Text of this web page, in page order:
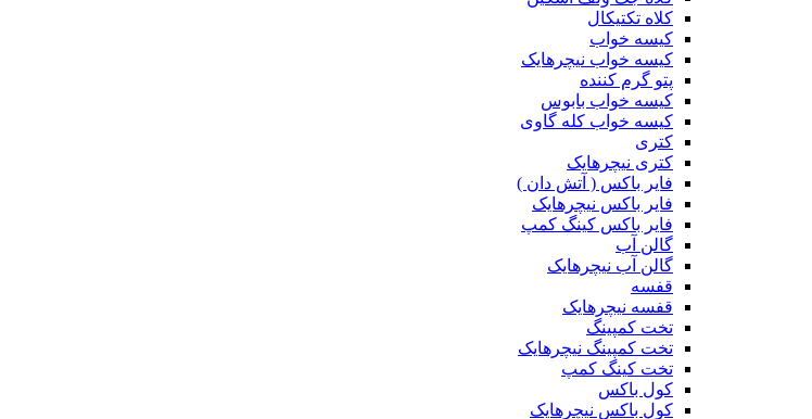
کلاه تکتیکال
کیسه خواب
کیسه خواب نیچرهایک
پتو گرم کننده
کیسه خواب بابوس
کیسه خواب کله گاوی
کتری
کتری نیچرهایک
فایر باکس ( آتش دان )
فایر باکس نیچرهایک
فایر باکس کینگ کمپ
گالن آب
گالن آب نیچرهایک
قفسه
قفسه نیچرهایک
تخت کمپینگ
تخت کمپینگ نیچرهایک
تخت کینگ کمپ
کول باکس
کول باکس نیچرهایک